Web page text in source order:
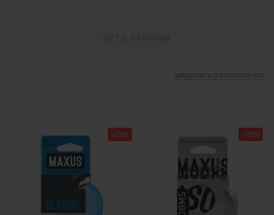
уведомить о поступлении
−23% −23%